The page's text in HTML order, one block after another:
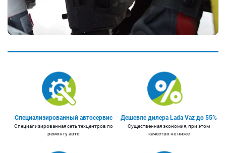
Специализированный автосервис
Специализированная сеть техцентров по
ремонту авто
Дешевле дилера Lada Vaz до 55%
Существенная экономия, при этом
качество не ниже